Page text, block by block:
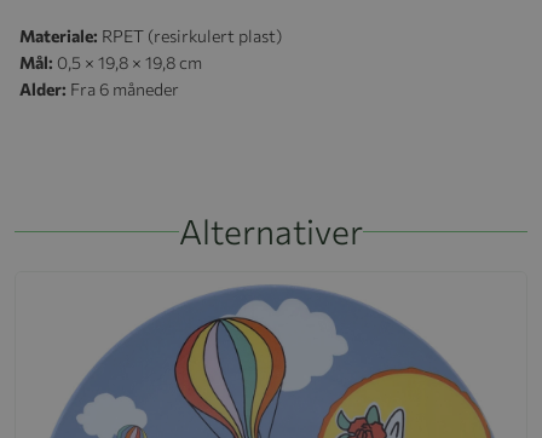
Materiale: RPET (resirkulert plast)
Mål: 0,5 × 19,8 × 19,8 cm
Alder: Fra 6 måneder
Alternativer